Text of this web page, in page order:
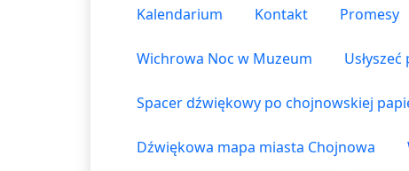
Kalendarium Kontakt Promesy
Wichrowa Noc w Muzeum
Spacer dźwiękowy po chojnowskiej
Dźwiękowa mapa miasta Chojnowa